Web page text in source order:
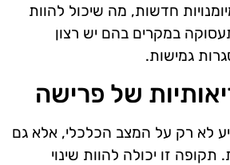
חדשות, מה שיכול להוות
במקרים בהם יש רצון
גמישות.
של פרישה
לא רק על המצב הכלכלי, אלא גם
זו יכולה להוות שינוי